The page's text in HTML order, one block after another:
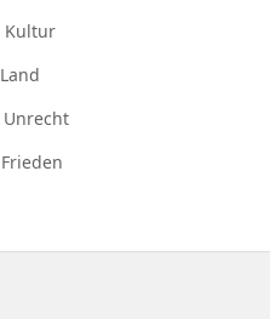
Kultur
Land
Unrecht
Frieden